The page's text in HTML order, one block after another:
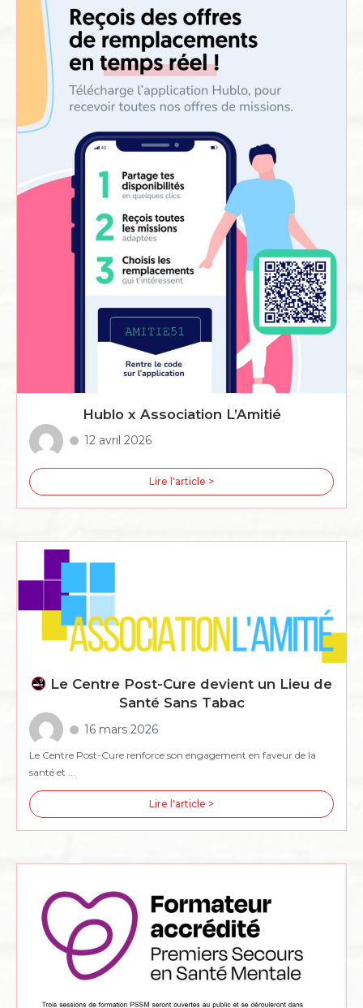
Hublo x Association L’Amitié
12 avril 2026
Lire l'article >
Le Centre Post-Cure devient un Lieu de
Santé Sans Tabac
16 mars 2026
Le Centre Post-Cure renforce son engagement en faveur de la
santé et ...
Lire l'article >